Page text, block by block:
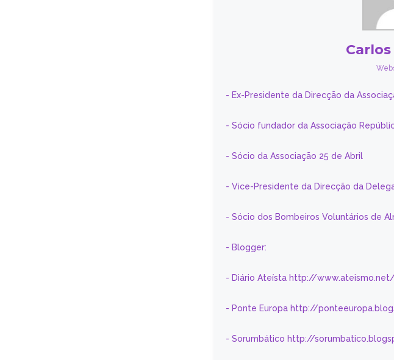
- Ex-Presidente da Direcção da
- Sócio fundador da Associação
- Sócio da Associação 25 de Abril
- Vice-Presidente da Direcção da
- Sócio dos Bombeiros Voluntários de
- Blogger:
- Diário Ateísta http://
- Ponte Europa http://
- Sorumbático http://